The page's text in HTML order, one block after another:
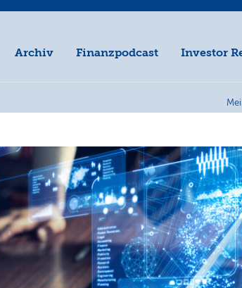
Archiv Finanzpodcast Investor